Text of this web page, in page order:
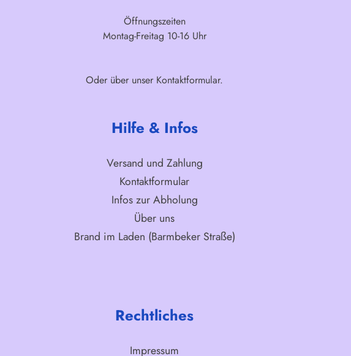
Öffnungszeiten
Montag-Freitag 10-16 Uhr
Oder über unser Kontaktformular.
Hilfe & Infos
Versand und Zahlung
Kontaktformular
Infos zur Abholung
Über uns
Brand im Laden (Barmbeker Straße)
Rechtliches
Impressum